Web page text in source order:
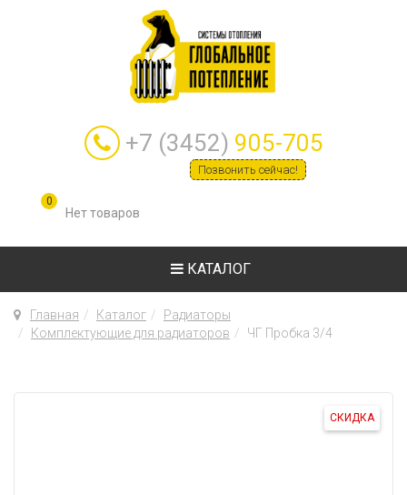
+7 (3452) 905-705
Позвонить сейчас!
0
КАТАЛОГ
Главная Каталог
Радиаторы
Комплектующие для радиаторов
ЧГ Пробка 3/4
СКИДКА